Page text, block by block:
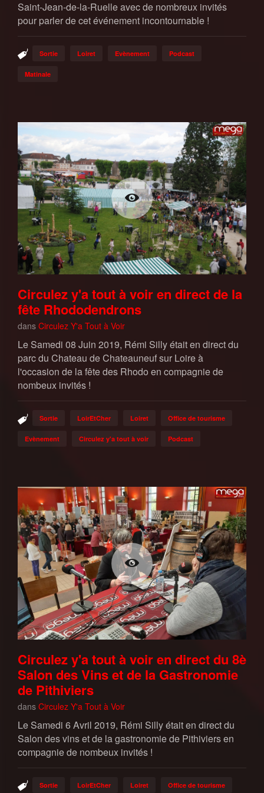
Saint-Jean-de-la-Ruelle avec de nombreux invités
pour parler de cet événement incontournable !
Sortie Loiret Evènement Podcast
Matinale
Circulez y'a tout à voir en direct de la
fête Rhododendrons
dans Circulez Y'a Tout à Voir
Le Samedi 08 Juin 2019, Rémi Silly était en direct du
parc du Chateau de Chateauneuf sur Loire à
l'occasion de la fête des Rhodo en compagnie de
nombeux invités !
Sortie LoirEtCher Loiret Office de tourisme
Evènement Circulez y'a tout à voir Podcast
Circulez y'a tout à voir en direct du 8è
Salon des Vins et de la Gastronomie
de Pithiviers
dans Circulez Y'a Tout à Voir
Le Samedi 6 Avril 2019, Rémi Silly était en direct du
Salon des vins et de la gastronomie de Pithiviers en
compagnie de nombeux invités !
Sortie LoirEtCher Loiret Office de tourisme